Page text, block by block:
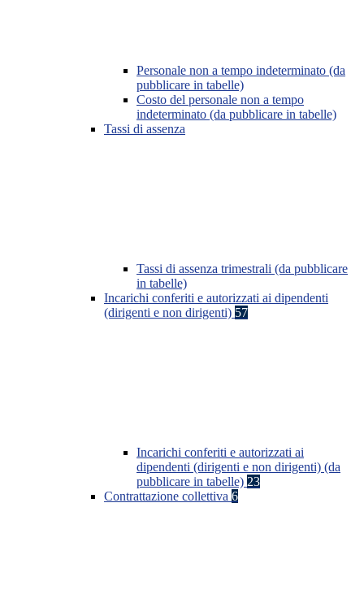
Personale non a tempo indeterminato (da
pubblicare in tabelle)
Costo del personale non a tempo
indeterminato (da pubblicare in tabelle)
Tassi di assenza
Tassi di assenza trimestrali (da pubblicare
in tabelle)
Incarichi conferiti e autorizzati ai dipendenti
(dirigenti e non dirigenti) 57
Incarichi conferiti e autorizzati ai
dipendenti (dirigenti e non dirigenti) (da
pubblicare in tabelle) 23
Contrattazione collettiva 6